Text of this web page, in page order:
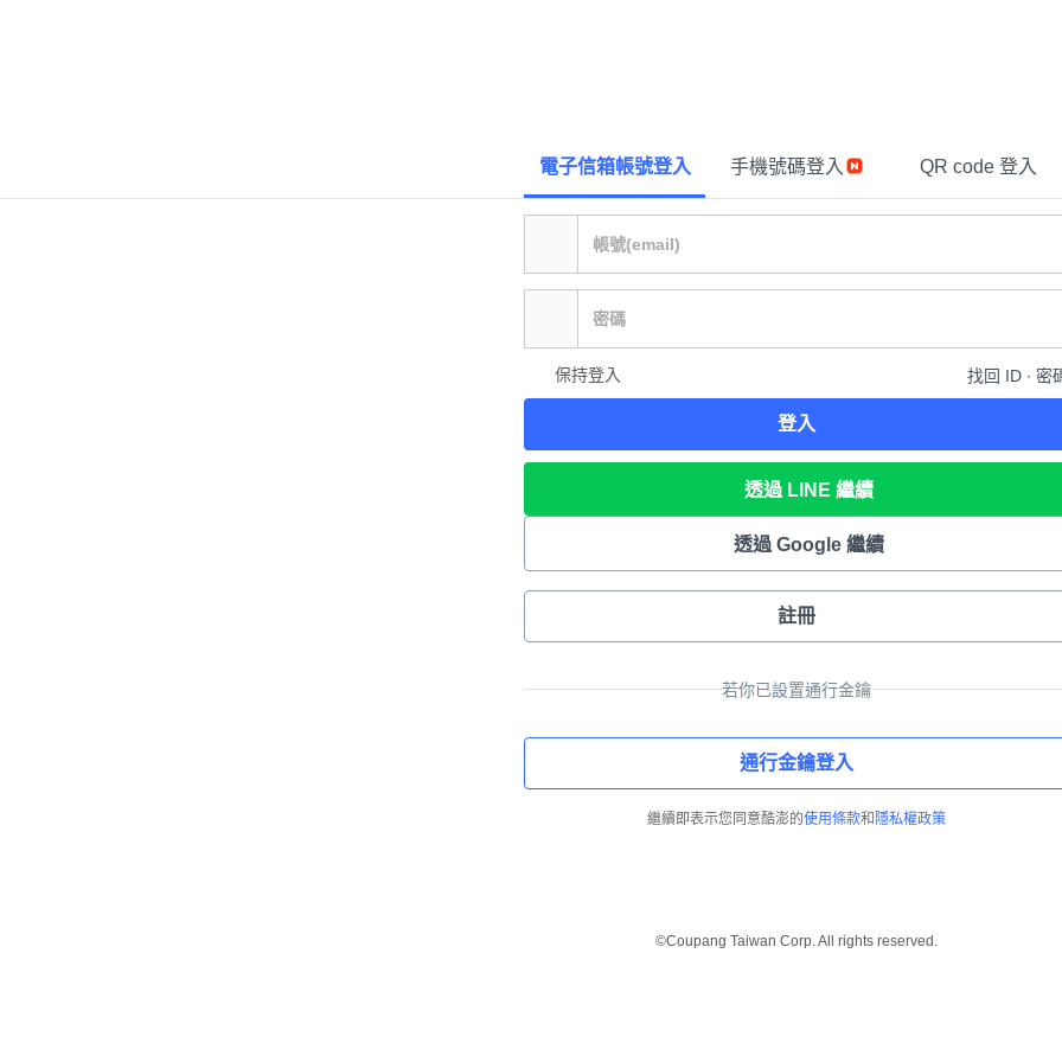
電子信箱帳號登入 手機號碼登入 QR code 登入
保持登入 找回 ID ∙ 密
登入
透過 LINE 繼續
透過 Google 繼續
註冊
若你已設置通行金鑰
通行金鑰登入
繼續即表示您同意酷澎的使用條款和 隱私權政策
©Coupang Taiwan Corp. All rights reserved.